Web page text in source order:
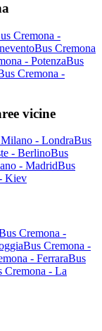
Cremona -
Bus Cremona
- PotenzaBus
Cremona -
vicine
- LondraBus
- BerlinoBus
- MadridBus
Kiev
Cremona -
Bus Cremona -
- FerraraBus
Cremona - La